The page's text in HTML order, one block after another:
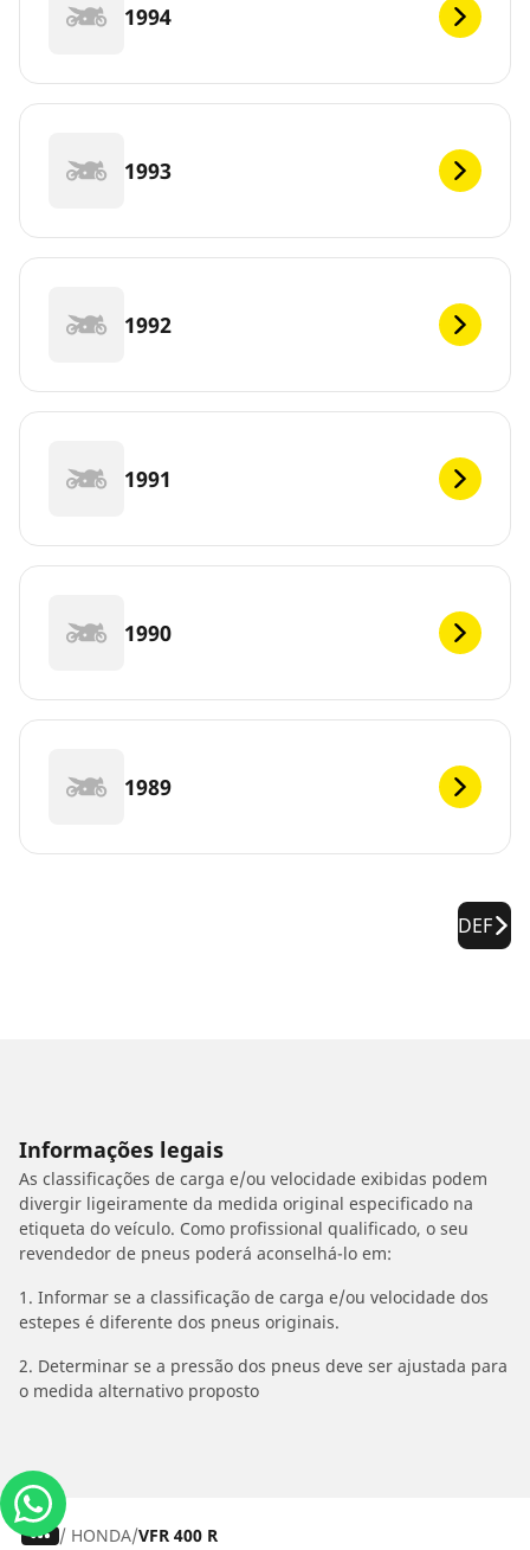
1994
1993
1992
1991
1990
1989
DEF
Informações legais
As classificações de carga e/ou velocidade exibidas podem
divergir ligeiramente da medida original especificado na
etiqueta do veículo. Como profissional qualificado, o seu
revendedor de pneus poderá aconselhá-lo em:
1. Informar se a classificação de carga e/ou velocidade dos
estepes é diferente dos pneus originais.
2. Determinar se a pressão dos pneus deve ser ajustada para
o medida alternativo proposto
/ HONDA VFR 400 R